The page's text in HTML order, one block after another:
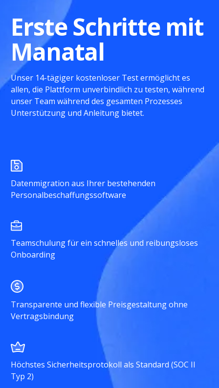
Erste Schritte mit
Manatal
Unser 14-tägiger kostenloser Test ermöglicht es
allen, die Plattform unverbindlich zu testen, während
unser Team während des gesamten Prozesses
Unterstützung und Anleitung bietet.
Datenmigration aus Ihrer bestehenden
Personalbeschaffungssoftware
Teamschulung für ein schnelles und reibungsloses
Onboarding
Transparente und flexible Preisgestaltung ohne
Vertragsbindung
Höchstes Sicherheitsprotokoll als Standard (SOC II
Typ 2)